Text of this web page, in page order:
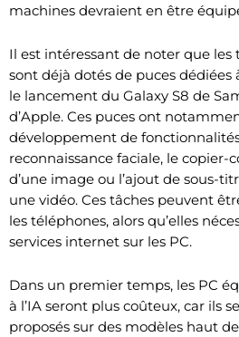
machines devraient en être
Il est intéressant de noter que les
sont déjà dotés de puces dédiées
le lancement du Galaxy S8 de
d’Apple. Ces puces ont
développement de
reconnaissance faciale, le copier-
d’une image ou l’ajout de sous-
une vidéo. Ces tâches peuvent
les téléphones, alors qu’elles
services internet sur les PC.
Dans un premier temps, les PC
à l’IA seront plus coûteux, car ils
proposés sur des modèles haut